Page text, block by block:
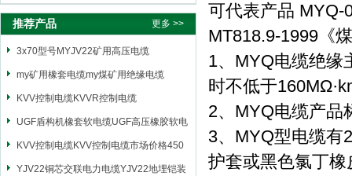
推荐产品 更多 >>
3x70型号MYJV22矿用高压电缆
my矿用橡套电缆my煤矿用绝缘电缆
KVV控制电缆KVVR控制电缆
UGF盾构机橡套软电缆UGF高压橡胶软电
缆
KVV控制电缆KVV控制电缆市场价格450
YJV22铜芯交联电力电缆YJV22地埋铠装
可代表产品 MYQ-
MT818.9-1999《
1、MYQ电缆绝
时不低于
2、MYQ电缆产品
3、MYQ型电缆有
护套或黑色氯丁橡